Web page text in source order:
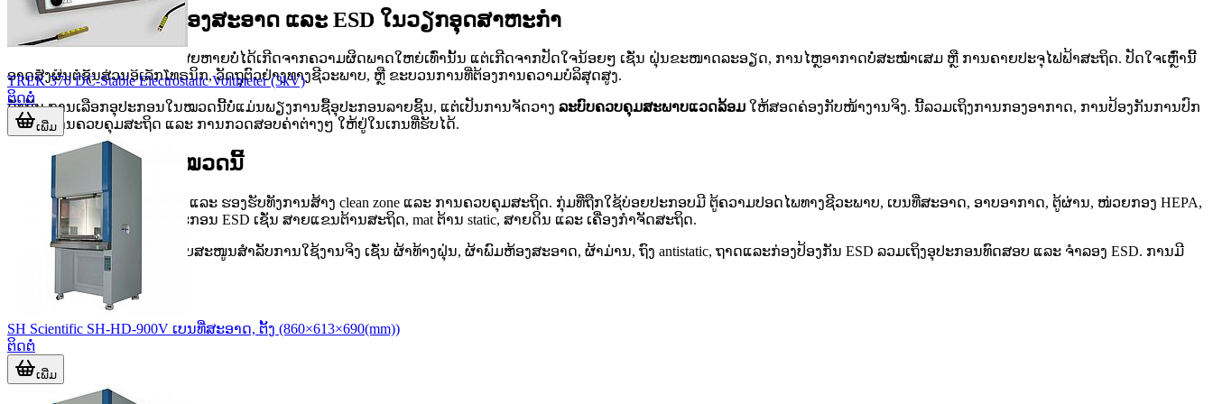
ບົດບາດຂອງລະບົບຫ້ອງສະອາດ ແລະ ESD ໃນວຽກອຸດສາຫະກໍາ
ໃນຫຼາຍອຸດສາຫະກໍາ, ຄວາມເສຍຫາຍບໍ່ໄດ້ເກີດຈາກຄວາມຜິດພາດໃຫຍ່ເທົ່ານັ້ນ ແຕ່ເກີດຈາກປັດໃຈນ້ອຍໆ ເຊັ່ນ ຝຸ່ນຂະໜາດລະອຽດ, ການໄຫຼອາກາດບໍ່ສະໝ່ຳເສມ ຫຼື ການຄາຍປະຈຸໄຟຟ້າສະຖິດ. ປັດໃຈເຫຼົ່ານີ້
ອາດສົ່ງຜົນຕໍ່ຊິ້ນສ່ວນອິເລັກໂທຣນິກ, ວັດຖຸຕົວຢ່າງທາງຊີວະພາບ, ຫຼື ຂະບວນການທີ່ຕ້ອງການຄວາມບໍລິສຸດສູງ.
ດັ່ງນັ້ນ ການເລືອກອຸປະກອນໃນໝວດນີ້ບໍ່ແມ່ນພຽງການຊື້ອຸປະກອນລາຍຊິ້ນ, ແຕ່ເປັນການຈັດວາງ ລະບົບຄວບຄຸມສະພາບແວດລ້ອມ ໃຫ້ສອດຄ່ອງກັບໜ້າງານຈິງ. ນີ້ລວມເຖິງການກອງອາກາດ, ການປ້ອງກັນການປົກ
ເປື້ອນ, ການຄວບຄຸມສະຖິດ ແລະ ການກວດສອບຄ່າຕ່າງໆ ໃຫ້ຢູ່ໃນເກນທີ່ຮັບໄດ້.
ກຸ່ມອຸປະກອນຫຼັກໃນໝວດນີ້
ໝວດສິນຄ້ານີ້ມີຂອບເຂດກວ້າງ ແລະ ຮອງຮັບທັງການສ້າງ clean zone ແລະ ການຄວບຄຸມສະຖິດ. ກຸ່ມທີ່ຖືກໃຊ້ບ່ອຍປະກອບມີ ຕູ້ຄວາມປອດໄພທາງຊີວະພາບ, ເບນທີ່ສະອາດ, ອາບອາກາດ, ຕູ້ຜ່ານ, ໜ່ວຍກອງ HEPA,
ເຄື່ອງກອງອາກາດ, ພ້ອມທັງອຸປະກອນ ESD ເຊັ່ນ ສາຍແຂນຕ້ານສະຖິດ, mat ຕ້ານ static, ສາຍດິນ ແລະ ເຄື່ອງກໍາຈັດສະຖິດ.
ນອກຈາກນັ້ນ ຍັງມີສິນຄ້າສະໜັບສະໜູນສຳລັບການໃຊ້ງານຈິງ ເຊັ່ນ ຜ້າທ້າງຝຸ່ນ, ຜ້າພົມຫ້ອງສະອາດ, ຜ້າມ່ານ, ຖົງ antistatic, ຖາດແລະກ່ອງປ້ອງກັນ ESD ລວມເຖິງອຸປະກອນທົດສອບ ແລະ ຈຳລອງ ESD. ການມີ
TREK 370 DC-Stable Electrostatic Voltmeter (3kV)
ຕິດຕໍ່
ເພີ່ມ
SH Scientific SH-HD-900V ເບນທີ່ສະອາດ, ຕັ້ງ (860×613×690(mm))
ຕິດຕໍ່
ເພີ່ມ